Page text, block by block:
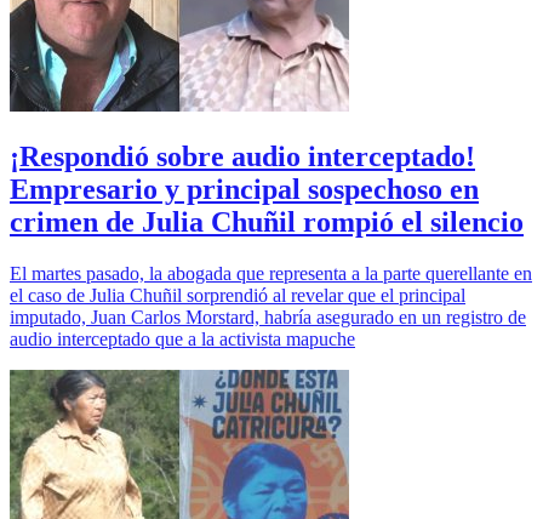
¡Respondió sobre audio interceptado!
Empresario y principal sospechoso en
crimen de Julia Chuñil rompió el silencio
El martes pasado, la abogada que representa a la parte querellante en
el caso de Julia Chuñil sorprendió al revelar que el principal
imputado, Juan Carlos Morstard, habría asegurado en un registro de
audio interceptado que a la activista mapuche